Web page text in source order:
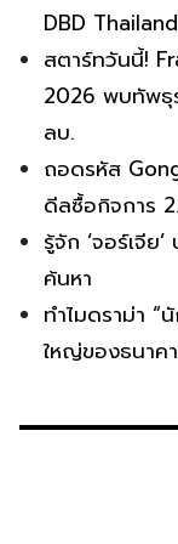
DBD
สตาร์ทวันนี้!
2026 พบทัพธุ
ลบ.
ถอดรหัส
ดีลซื้อกิจการ
รู้จัก ‘จอร์เจีย
ค้นหา
ทำไมดราม่า
ใหญ่ของธนาคา